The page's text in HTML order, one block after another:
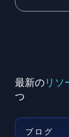
最新の リソ
つ
ブログ